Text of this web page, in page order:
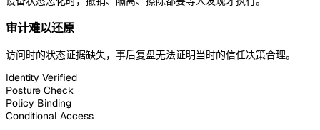
审计难以还原
访问时的状态证据缺失，事后复盘无法证明当时的信任决策合理。
Identity Verified
Posture Check
Policy Binding
Conditional Access